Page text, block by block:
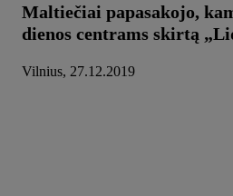
Maltiečiai papasakojo,
dienos centrams skirtą
Vilnius, 27.12.2019